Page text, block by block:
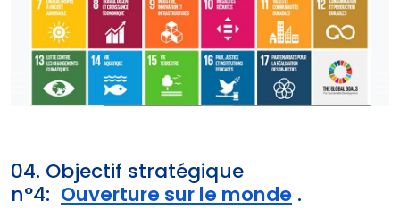
04. Objectif stratégique
n°4: Ouverture sur le monde .